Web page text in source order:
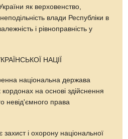
як верховенство,
влади Республіки в
і рівноправність у
НАЦІЇ
національна держава
на основі здійснення
невід'ємного права
і охорону національної